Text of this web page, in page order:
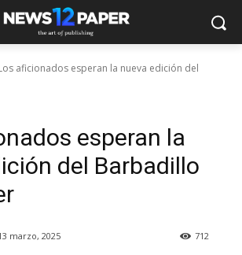
aficionados esperan la nueva edición del
esperan la
del Barbadillo
marzo, 2025 712